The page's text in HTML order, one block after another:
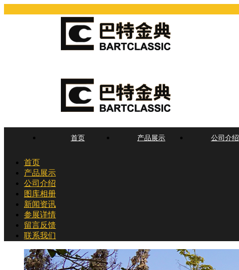
首页 产品展示 公司介绍
首页
产品展示
公司介绍
图库相册
新闻资讯
参展详情
留言反馈
联系我们